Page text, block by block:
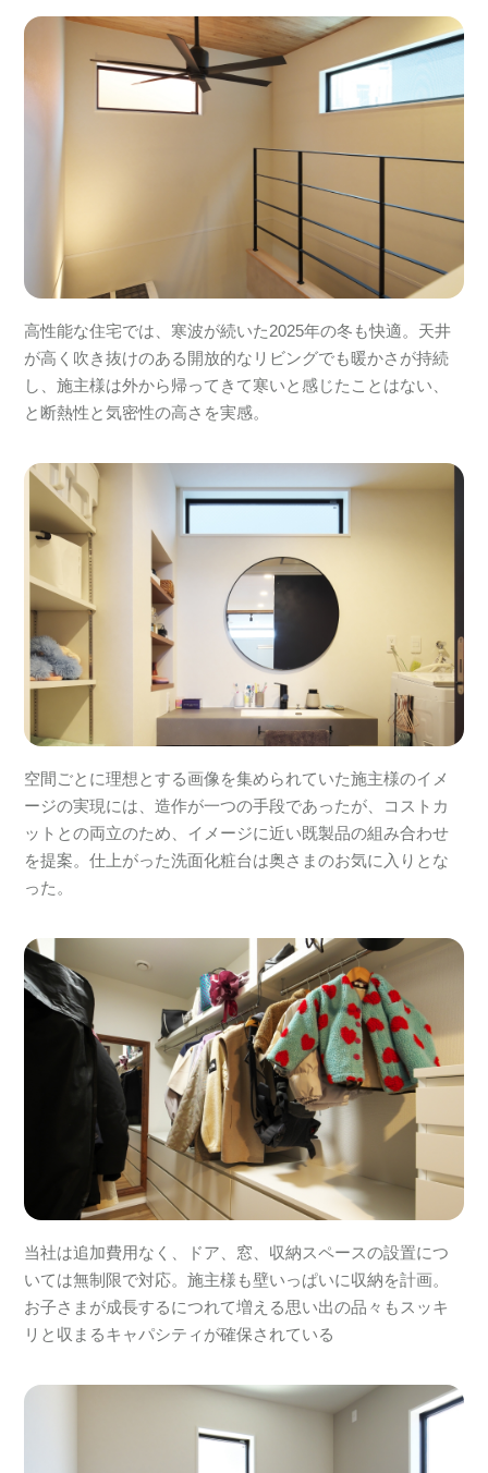
高性能な住宅では、寒波が続いた2025年の冬も快適。天井
が高く吹き抜けのある開放的なリビングでも暖かさが持続
し、施主様は外から帰ってきて寒いと感じたことはない、
と断熱性と気密性の高さを実感。
空間ごとに理想とする画像を集められていた施主様のイメ
ージの実現には、造作が一つの手段であったが、コストカ
ットとの両立のため、イメージに近い既製品の組み合わせ
を提案。仕上がった洗面化粧台は奥さまのお気に入りとな
った。
当社は追加費用なく、ドア、窓、収納スペースの設置につ
いては無制限で対応。施主様も壁いっぱいに収納を計画。
お子さまが成長するにつれて増える思い出の品々もスッキ
リと収まるキャパシティが確保されている